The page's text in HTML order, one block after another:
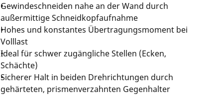
Gewindeschneiden nahe an der Wand durch
außermittige Schneidkopfaufnahme
Hohes und konstantes Übertragungsmoment bei
Volllast
Ideal für schwer zugängliche Stellen (Ecken,
Schächte)
Sicherer Halt in beiden Drehrichtungen durch
gehärteten, prismenverzahnten Gegenhalter